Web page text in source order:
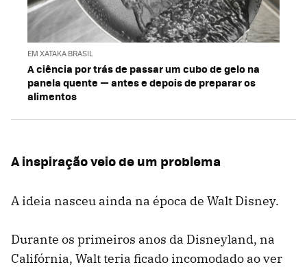
EM XATAKA BRASIL
A ciência por trás de passar um cubo de gelo na
panela quente — antes e depois de preparar os
alimentos
A inspiração veio de um problema
A ideia nasceu ainda na época de Walt Disney.
Durante os primeiros anos da Disneyland, na
Califórnia, Walt teria ficado incomodado ao ver